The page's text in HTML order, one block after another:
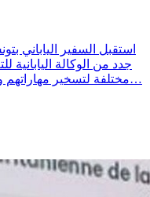
استقبل السفير الياباني
جدد من الوكالة اليابانية
مختلفة لتسخير مهاراتهم وخبراتهم لخدمة المجتمعات المحلية في…